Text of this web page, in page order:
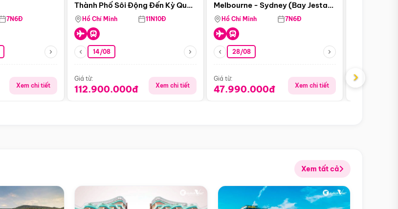
7N6Đ
Xem chi tiết
Thành Phố Sôi Động Đến Kỳ Quan
Thiên Nhiên Mỹ
Hồ Chí Minh 11N10Đ
14/08
Giá từ:
112.900.000đ Xem chi tiết
Melbourne - Sydney (Bay Jestar
Airways)
Hồ Chí Minh 7N6Đ
28/08
Giá từ:
47.990.000đ Xem chi tiết
Giá từ:
›
Xem tất cả